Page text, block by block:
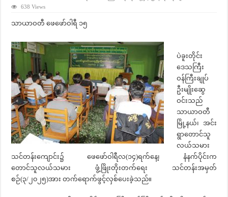
638 Views
သာယာဝတီ ဖေဖော်ဝါရီ ၁၅
ပဲခူးတိုင်း
ဒေသကြီး
ဝန်ကြီးချုပ်
ဦးမျိုးဆွေ
ဝင်းသည်
သာယာဝတီ
မြို့နယ်၊ အင်း
ရွာတောင်သူ
လယ်သမား
သင်တန်းကျောင်း၌ ဖေဖော်ဝါရီလ(၁၄)ရက်နေ့၊ နံနက်ပိုင်းက
တောင်သူလယ်သမား ဖွံ့ဖြိုးတိုးတက်ရေး သင်တန်းအမှတ်
စဉ်(၃/၂၀၂၅)အား တက်ရောက်ဖွင့်လှစ်ပေးခဲ့သည်။